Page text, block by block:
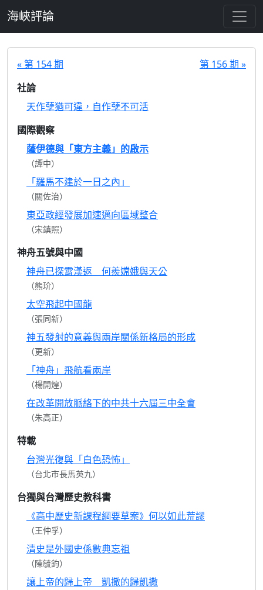
海峽評論
« 第 154 期
第 156 期 »
社論
天作孽猶可違，自作孽不可活
國際觀察
薩伊德與「東方主義」的啟示
（譚中）
「羅馬不建於一日之內」
（關佐治）
東亞政經發展加速邁向區域整合
（宋鎮照）
神舟五號與中國
神舟已探霄漢返 何羨嫦娥與天公
（熊玠）
太空飛起中國龍
（張同新）
神五發射的意義與兩岸關係新格局的形成
（更新）
「神舟」飛航看兩岸
（楊開煌）
在改革開放脈絡下的中共十六屆三中全會
（朱高正）
特載
台灣光復與「白色恐怖」
（台北市長馬英九）
台獨與台灣歷史教科書
《高中歷史新課程綱要草案》何以如此荒謬
（王仲孚）
清史是外國史係數典忘祖
（陳毓鈞）
讓上帝的歸上帝 凱撒的歸凱撒